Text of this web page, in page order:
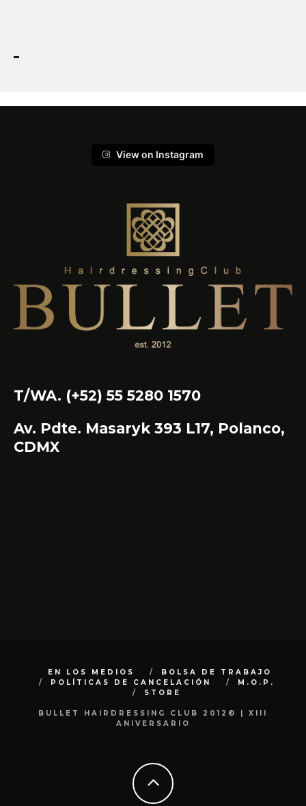
View on Instagram
T/WA. (+52) 55 5280 1570
Av. Pdte. Masaryk 393 L17, Polanco,
CDMX
EN LOS MEDIOS
BOLSA DE TRABAJO
POLÍTICAS DE CANCELACIÓN
M.O.P.
STORE
BULLET HAIRDRESSING CLUB 2012© | XIII
ANIVERSARIO